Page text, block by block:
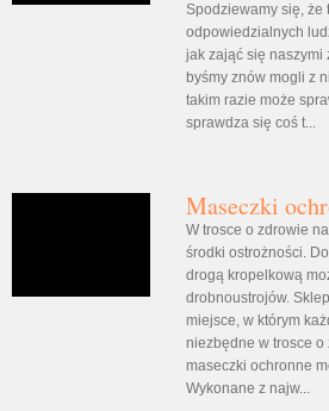
Spodziewamy się, że
odpowiedzialnych
jak zająć się naszymi
byśmy znów mogli z
takim razie może
sprawdza się coś t...
Maseczki
W trosce o zdrowie
środki ostrożności.
drogą kropelkową
drobnoustrojów.
miejsce, w którym
niezbędne w trosce o
maseczki ochronne
Wykonane z najw...